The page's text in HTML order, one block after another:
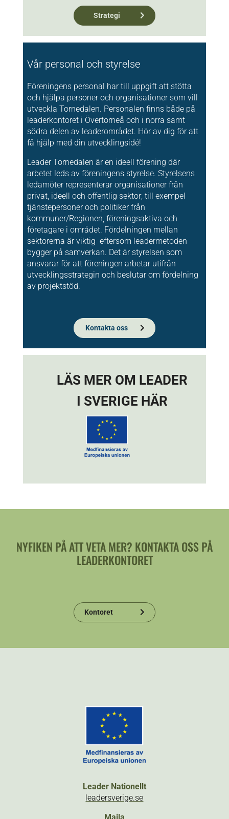
Strategi
Vår personal och styrelse
Föreningens personal har till uppgift att stötta
och hjälpa personer och organisationer som vill
utveckla Tornedalen. Personalen finns både på
leaderkontoret i Övertorneå och i norra samt
södra delen av leaderområdet. Hör av dig för att
få hjälp med din utvecklingsidé!
Leader Tornedalen är en ideell förening där
arbetet leds av föreningens styrelse. Styrelsens
ledamöter representerar organisationer från
privat, ideell och offentlig sektor; till exempel
tjänstepersoner och politiker från
kommuner/Regionen, föreningsaktiva och
företagare i området. Fördelningen mellan
sektorerna är viktig eftersom leadermetoden
bygger på samverkan. Det är styrelsen som
ansvarar för att föreningen arbetar utifrån
utvecklingsstrategin och beslutar om fördelning
av projektstöd.
Kontakta oss
LÄS MER OM LEADER
I SVERIGE HÄR
NYFIKEN PÅ ATT VETA MER? KONTAKTA OSS PÅ
LEADERKONTORET
Kontoret
Leader Nationellt
leadersverige.se
Maila